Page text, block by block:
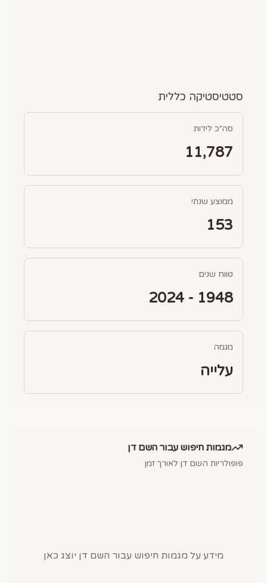
סטטיסטיקה כללית
סה״כ לידות
11,787
ממוצע שנתי
153
טווח שנים
1948 - 2024
מגמה
עלייה
מגמות חיפוש עבור השםדן
פופולריות השם דן לאורך זמן
מידע על מגמות חיפוש עבור השם דן יוצג כאן